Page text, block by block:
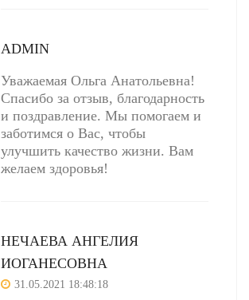
ADMIN
Уважаемая Ольга Анатольевна!
Спасибо за отзыв, благодарность
и поздравление. Мы помогаем и
заботимся о Вас, чтобы
улучшить качество жизни. Вам
желаем здоровья!
НЕЧАЕВА АНГЕЛИЯ
ИОГАНЕСОВНА
31.05.2021 18:48:18